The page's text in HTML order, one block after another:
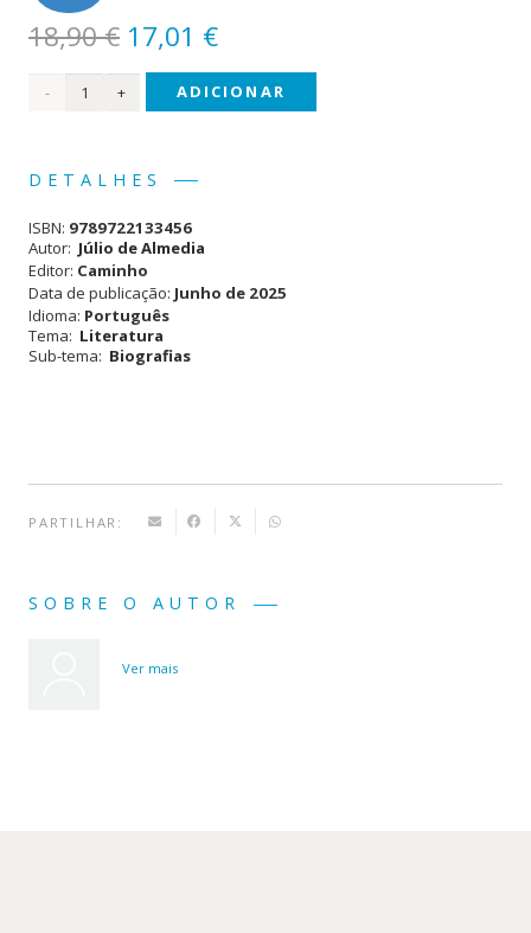
18,90€ O
preço
original
18,90 €.
17,01 €O
preço
atual
Quantidade
ao
Fim
ADICIONAR
DETALHES
ISBN: 9789722133456
Autor: Júlio de Almedia
Editor: Caminho
Data de publicação: Junho de 2025
Idioma: Português
Tema: Literatura
Sub-tema: Biografias
PARTILHAR:
SOBRE O AUTOR
Ver mais